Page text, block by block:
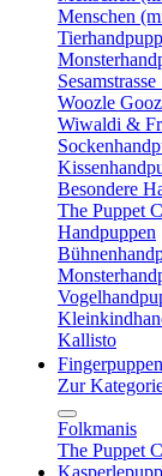
Menschen
Sesamstrasse
Woozle
Wiwaldi &
Besondere
The Puppet
Handpuppen
Kallisto
Fingerpuppen
Zur
Folkmanis
The Puppet